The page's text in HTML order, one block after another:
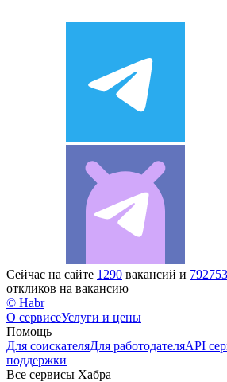
Сейчас на сайте 1290 вакансий и 792753
откликов на вакансию
© Habr
О сервисеУслуги и цены
Помощь
Для соискателяДля работодателяAPI
поддержки
Все сервисы Хабра